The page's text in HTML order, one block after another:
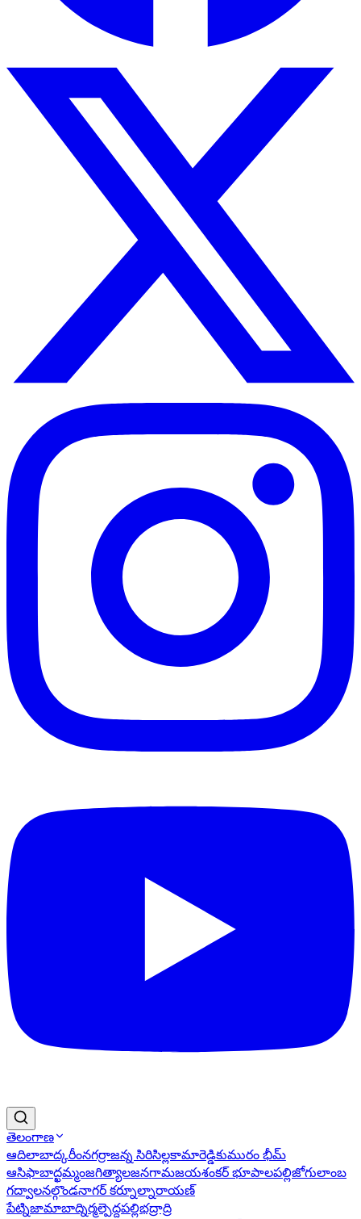
తెలంగాణ
ఆదిలాబాద్కరీంనగర్రాజన్న సిరిసిల్లకామారెడ్డికుమురం భీమ్
ఆసిఫాబాద్ఖమ్మంజగిత్యాలజనగామజయశంకర్ భూపాలపల్లిజోగులాంబ
గద్వాలనల్గొండనాగర్ కర్నూల్నారాయణ్
పేట్నిజామాబాద్నిర్మల్పెద్దపల్లిభద్రాద్రి